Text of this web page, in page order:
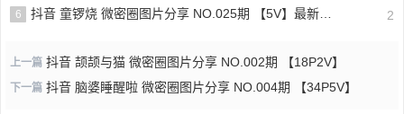
6 抖音 童锣烧 微密圈图片分享 NO.025期 【5V】最新至：2025.3.12 2
上一篇 抖音 颉颉与猫 微密圈图片分享 NO.002期 【18P2V】
下一篇 抖音 脑婆睡醒啦 微密圈图片分享 NO.004期 【34P5V】